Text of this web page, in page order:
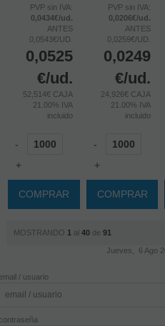
PVP sin IVA:
0,0434€/ud.
ANTES
0,0543€/UD.
0,0525
€/ud.
52,514€ CAJA
21.00% IVA
incluido
-
+
COMPRAR
PVP sin IVA:
0,0206€/ud.
ANTES
0,0259€/UD.
0,0249
€/ud.
24,926€ CAJA
21.00% IVA
incluido
-
+
COMPRAR
MOSTRANDO 1 al 40de 91
Jueves, 6 Ago
/ usuario